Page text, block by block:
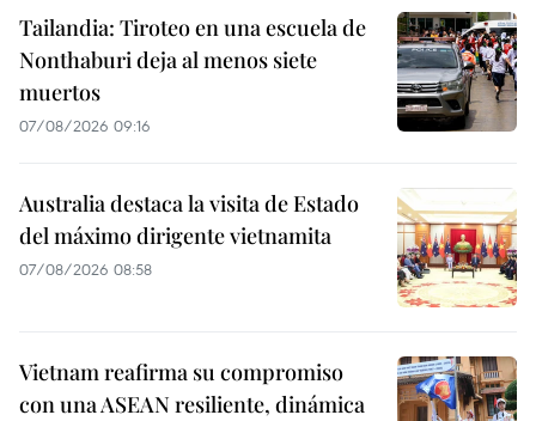
Tailandia: Tiroteo en una escuela de
Nonthaburi deja al menos siete
muertos
07/08/2026 09:16
Australia destaca la visita de Estado
del máximo dirigente vietnamita
07/08/2026 08:58
Vietnam reafirma su compromiso
con una ASEAN resiliente, dinámica